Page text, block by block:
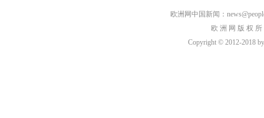
欧洲网中国新闻：
欧 洲 网 版 权
Copyright © 2012-2018